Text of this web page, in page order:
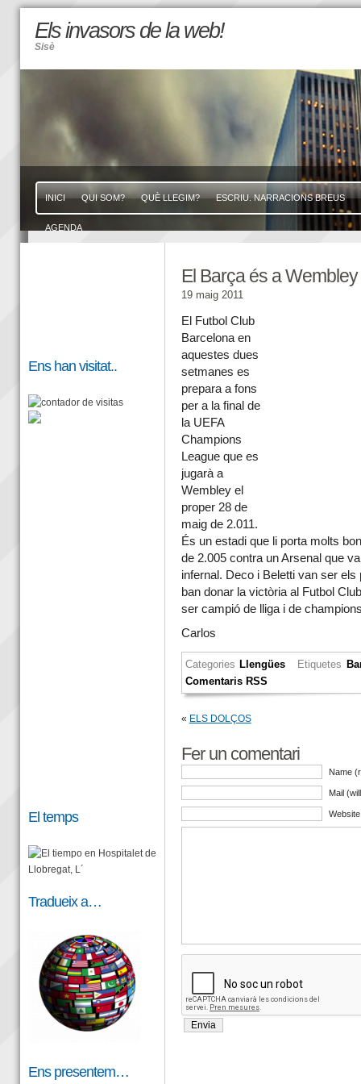
Els invasors de la web!
Sisè
INICI QUI SOM? QUÈ LLEGIM? ESCRIU. NARRACIONS BREUS
AGENDA
El Barça és a Wembley
19 maig 2011
El Futbol Club
Barcelona en
aquestes dues
setmanes es
prepara a fons
per a la final de
la UEFA
Champions
League que es
jugarà a
Wembley el
proper 28 de
maig de 2.011.
És un estadi que li porta molts
de 2.005 contra un Arsenal que
infernal. Deco i Beletti van ser
ban donar la victòria al Futbol
ser campió de lliga i de
Carlos
Categories Llengües Etiquetes
Comentaris RSS
« ELS DOLÇOS
Fer un comentari
Name
Mail
Website
Ens han visitat..
El temps
Tradueix a…
Ens presentem…